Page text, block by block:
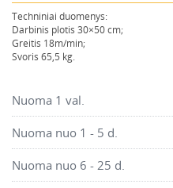
Montavimo instrumentai
Pneumatika
Pastoliai, bokšteliai, stelažai,
Plytelių, blokelių, polistirolo
Rankiniai sodo ir buities
Santechnikos įrankiai
Šildytuvai, kaloriferiai,
Techniniai duomenys:
Darbinis plotis 30×50 cm;
Greitis 18m/min;
Svoris 65,5 kg.
Nuoma 1 val.
Nuoma nuo 1 - 5 d.
Nuoma nuo 6 - 25 d.